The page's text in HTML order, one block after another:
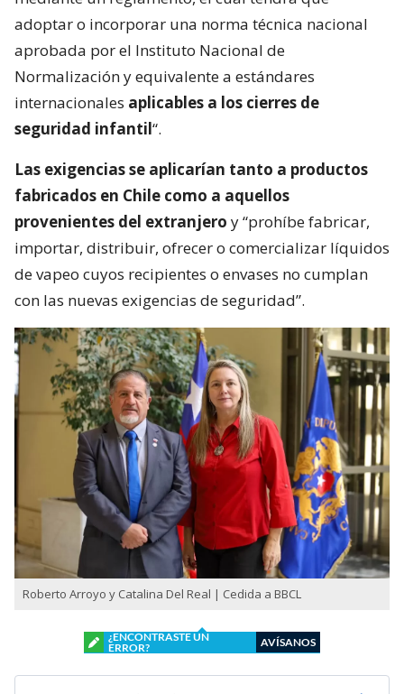
adoptar o incorporar una norma técnica nacional
aprobada por el Instituto Nacional de
Normalización y equivalente a estándares
internacionales aplicables a los cierres de
seguridad infantil“.
Las exigencias se aplicarían tanto a productos
fabricados en Chile como a aquellos
provenientes del extranjero y “prohíbe fabricar,
importar, distribuir, ofrecer o comercializar líquidos
de vapeo cuyos recipientes o envases no cumplan
con las nuevas exigencias de seguridad”.
Roberto Arroyo y Catalina Del Real | Cedida a BBCL
¿ENCONTRASTE UN
ERROR?
AVÍSANOS